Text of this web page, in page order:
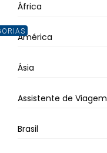
África
América
Ásia
Assistente de Viagem
Brasil